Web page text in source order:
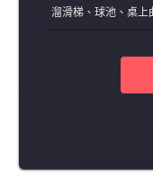
溜滑梯、球池、桌上